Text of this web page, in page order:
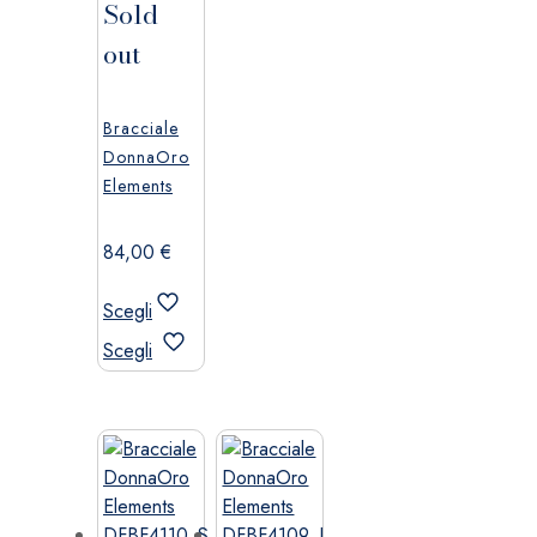
Sold
out
Bracciale
DonnaOro
Elements
84,00€
Scegli
Scegli Questo
prodotto
più
varianti.
Le
opzioni